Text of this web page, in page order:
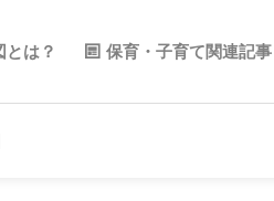
とは？ 保育・子育て関連記事